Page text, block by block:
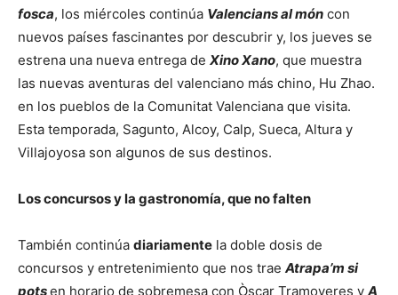
fosca, los miércoles continúa Valencians al món con
nuevos países fascinantes por descubrir y, los jueves se
estrena una nueva entrega de Xino Xano, que muestra
las nuevas aventuras del valenciano más chino, Hu Zhao.
en los pueblos de la Comunitat Valenciana que visita.
Esta temporada, Sagunto, Alcoy, Calp, Sueca, Altura y
Villajoyosa son algunos de sus destinos.
Los concursos y la gastronomía, que no falten
También continúa diariamente la doble dosis de
concursos y entretenimiento que nos trae Atrapa’m si
potsen horario de sobremesa con Òscar Tramoyeres y A